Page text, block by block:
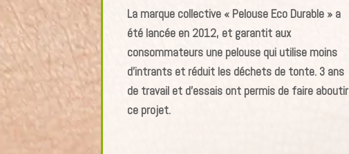
La marque collective « Pelouse Eco Durable » a
été lancée en 2012, et garantit aux
consommateurs une pelouse qui utilise moins
d’intrants et réduit les déchets de tonte. 3 ans
de travail et d’essais ont permis de faire aboutir
ce projet.